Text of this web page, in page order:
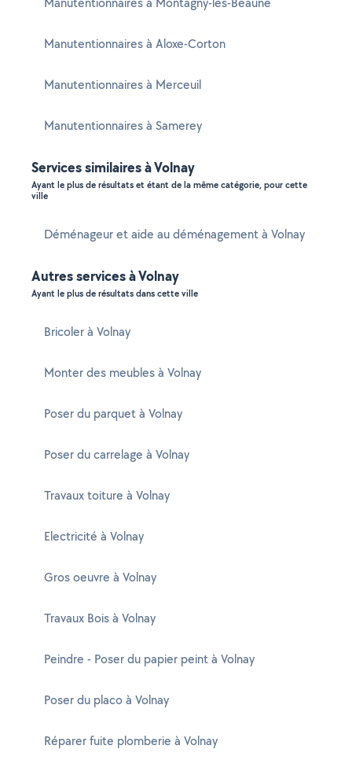
Manutentionnaires à Aloxe-Corton
Manutentionnaires à Merceuil
Manutentionnaires à Samerey
Services similaires à Volnay
Ayant le plus de résultats et étant de la même catégorie, pour cette
ville
Déménageur et aide au déménagement à Volnay
Autres services à Volnay
Ayant le plus de résultats dans cette ville
Bricoler à Volnay
Monter des meubles à Volnay
Poser du parquet à Volnay
Poser du carrelage à Volnay
Travaux toiture à Volnay
Electricité à Volnay
Gros oeuvre à Volnay
Travaux Bois à Volnay
Peindre - Poser du papier peint à Volnay
Poser du placo à Volnay
Réparer fuite plomberie à Volnay